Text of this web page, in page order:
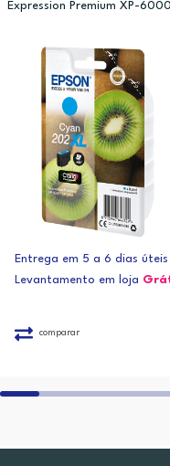
Expression Premium XP-
Entrega em 5 a 6 dias úteis
Levantamento em loja
comparar